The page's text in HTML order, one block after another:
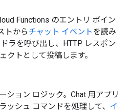
Functions のエントリ ポイン
トからチャット イベントを読み
ラを呼び出し、HTTP レスポン
クトとして投稿します。
ション ロジック。Chat 用アプリ
ッシュ コマンドを処理して、 イ